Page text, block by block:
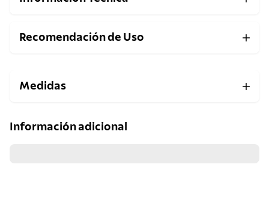
Recomendación de Uso
Medidas
Información adicional